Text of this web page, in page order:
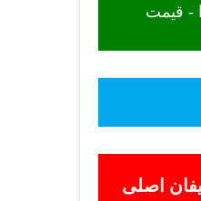
- قیمت
اصلی